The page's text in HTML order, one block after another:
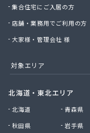
集合住宅にご入居の方
店舗・業務用でご利用の方
大家様・管理会社 様
対象エリア
北海道・東北エリア
北海道
青森県
秋田県
岩手県